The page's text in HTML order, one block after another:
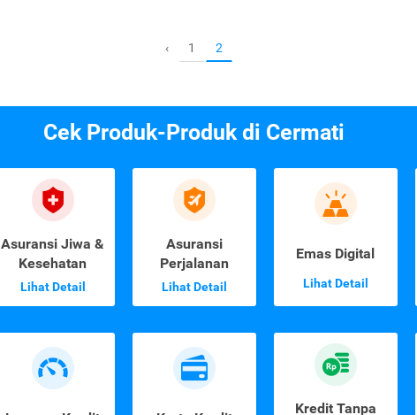
‹ 1 2
Cek Produk-Produk di Cermati
Asuransi Jiwa &
Kesehatan
Lihat Detail
Asuransi
Perjalanan
Lihat Detail
Emas Digital
Lihat Detail
Kredit Tanpa